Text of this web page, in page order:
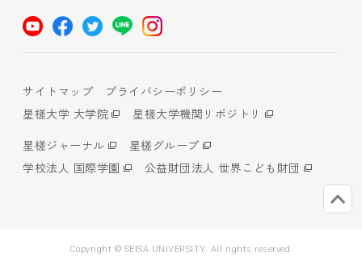
サイトマップ
プライバシーポリシー
星槎大学 大学院
星槎大学機関リポジトリ
星槎ジャーナル
星槎グループ
学校法人 国際学園
公益財団法人 世界こども財団
Copyright © SEISA UNIVERSITY. All rights reserved.